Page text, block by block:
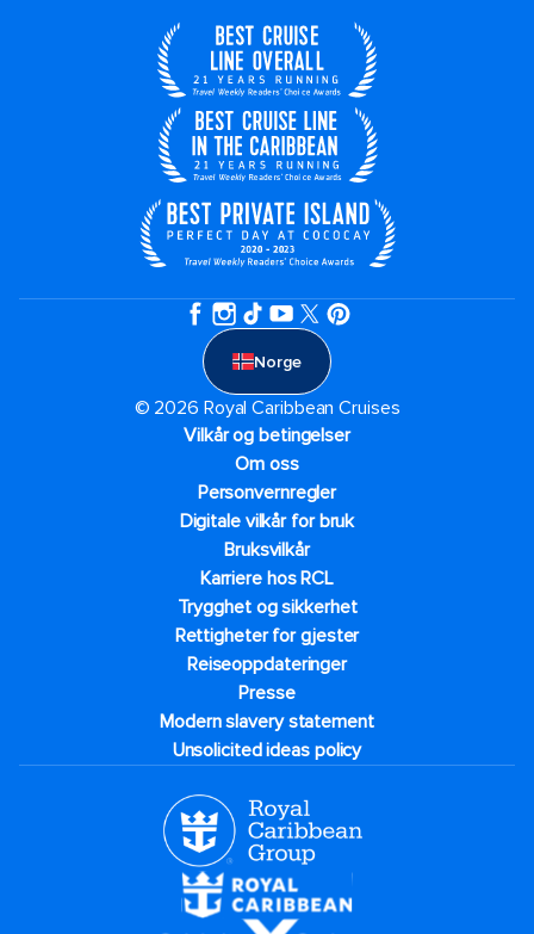
Norge
© 2026 Royal Caribbean Cruises
Vilkår og betingelser
Om oss
Personvernregler
Digitale vilkår for bruk
Bruksvilkår
Karriere hos RCL
Trygghet og sikkerhet​
Rettigheter for gjester
Reiseoppdateringer
Presse
Modern slavery statement
Unsolicited ideas policy